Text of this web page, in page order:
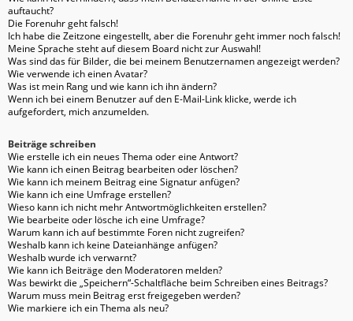
auftaucht?
Die Forenuhr geht falsch!
Ich habe die Zeitzone eingestellt, aber die Forenuhr geht immer noch falsch!
Meine Sprache steht auf diesem Board nicht zur Auswahl!
Was sind das für Bilder, die bei meinem Benutzernamen angezeigt werden?
Wie verwende ich einen Avatar?
Was ist mein Rang und wie kann ich ihn ändern?
Wenn ich bei einem Benutzer auf den E-Mail-Link klicke, werde ich
aufgefordert, mich anzumelden.
Beiträge schreiben
Wie erstelle ich ein neues Thema oder eine Antwort?
Wie kann ich einen Beitrag bearbeiten oder löschen?
Wie kann ich meinem Beitrag eine Signatur anfügen?
Wie kann ich eine Umfrage erstellen?
Wieso kann ich nicht mehr Antwortmöglichkeiten erstellen?
Wie bearbeite oder lösche ich eine Umfrage?
Warum kann ich auf bestimmte Foren nicht zugreifen?
Weshalb kann ich keine Dateianhänge anfügen?
Weshalb wurde ich verwarnt?
Wie kann ich Beiträge den Moderatoren melden?
Was bewirkt die „Speichern“-Schaltfläche beim Schreiben eines Beitrags?
Warum muss mein Beitrag erst freigegeben werden?
Wie markiere ich ein Thema als neu?